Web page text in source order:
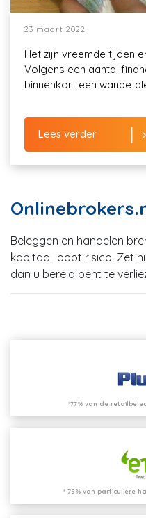
23 maart 2022
Het zijn vreemde tijden
Volgens een aantal
binnenkort een
Lees verder
Beleggen en handelen
kapitaal loopt risico. Zet
dan u bereid bent te
*77% van de
* 75% van particuliere